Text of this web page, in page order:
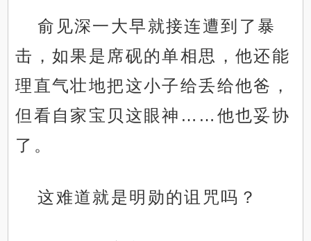
俞见深一大早就接连遭到了暴
击，如果是席砚的单相思，他还能
理直气壮地把这小子给丢给他爸，
但看自家宝贝这眼神……他也妥协
了。
这难道就是明勋的诅咒吗？